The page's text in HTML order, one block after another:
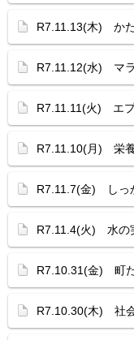
R7.11.13(木) か
R7.11.12(水) マ
R7.11.11(火) エ
R7.11.10(月) 栄
R7.11.7(金) しっ
R7.11.4(火) 水の
R7.10.31(金) 町
R7.10.30(木) 社